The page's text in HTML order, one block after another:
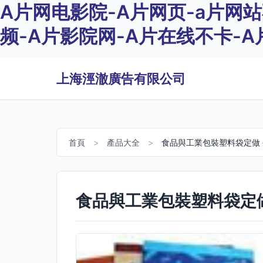
A片网电影院-A片网页-a片网
频-A片影院网-A片在线不卡-A
上海涇澈廣告有限公司
首頁 > 產品大全 > 食品與工業包裝塑料袋定
食品與工業包裝塑料袋